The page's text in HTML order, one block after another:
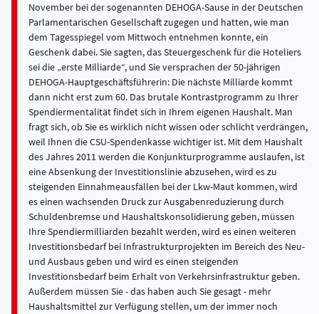
November bei der sogenannten DEHOGA-Sause in der Deutschen
Parlamentarischen Gesellschaft zugegen und hatten, wie man
dem Tagesspiegel vom Mittwoch entnehmen konnte, ein
Geschenk dabei. Sie sagten, das Steuergeschenk für die Hoteliers
sei die „erste Milliarde“, und Sie versprachen der 50-jährigen
DEHOGA-Hauptgeschäftsführerin: Die nächste Milliarde kommt
dann nicht erst zum 60. Das brutale Kontrastprogramm zu Ihrer
Spendiermentalität findet sich in Ihrem eigenen Haushalt. Man
fragt sich, ob Sie es wirklich nicht wissen oder schlicht verdrängen,
weil Ihnen die CSU-Spendenkasse wichtiger ist. Mit dem Haushalt
des Jahres 2011 werden die Konjunkturprogramme auslaufen, ist
eine Absenkung der Investitionslinie abzusehen, wird es zu
steigenden Einnahmeausfällen bei der Lkw-Maut kommen, wird
es einen wachsenden Druck zur Ausgabenreduzierung durch
Schuldenbremse und Haushaltskonsolidierung geben, müssen
Ihre Spendiermilliarden bezahlt werden, wird es einen weiteren
Investitionsbedarf bei Infrastrukturprojekten im Bereich des Neu-
und Ausbaus geben und wird es einen steigenden
Investitionsbedarf beim Erhalt von Verkehrsinfrastruktur geben.
Außerdem müssen Sie - das haben auch Sie gesagt - mehr
Haushaltsmittel zur Verfügung stellen, um der immer noch